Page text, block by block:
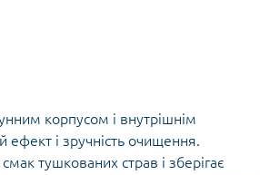
корпусом і внутрішнім
і зручність очищення.
тушкованих страв і зберігає